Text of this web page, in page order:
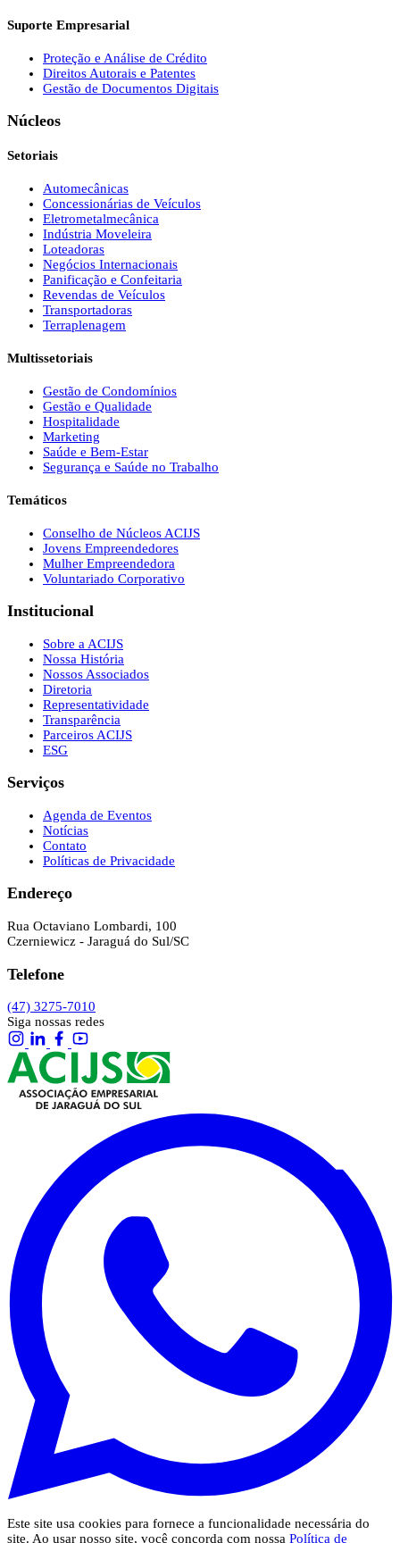
Suporte Empresarial
Proteção e Análise de Crédito
Direitos Autorais e Patentes
Gestão de Documentos Digitais
Núcleos
Setoriais
Automecânicas
Concessionárias de Veículos
Eletrometalmecânica
Indústria Moveleira
Loteadoras
Negócios Internacionais
Panificação e Confeitaria
Revendas de Veículos
Transportadoras
Terraplenagem
Multissetoriais
Gestão de Condomínios
Gestão e Qualidade
Hospitalidade
Marketing
Saúde e Bem-Estar
Segurança e Saúde no Trabalho
Temáticos
Conselho de Núcleos ACIJS
Jovens Empreendedores
Mulher Empreendedora
Voluntariado Corporativo
Institucional
Sobre a ACIJS
Nossa História
Nossos Associados
Diretoria
Representatividade
Transparência
Parceiros ACIJS
ESG
Serviços
Agenda de Eventos
Notícias
Contato
Políticas de Privacidade
Endereço
Rua Octaviano Lombardi, 100
Czerniewicz - Jaraguá do Sul/SC
Telefone
(47) 3275-7010
Siga nossas redes
Este site usa cookies para fornece a funcionalidade necessária do
site. Ao usar nosso site, você concorda com nossa Política de